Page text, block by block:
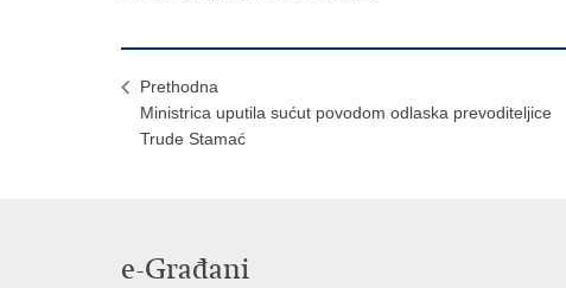
Prethodna
Ministrica uputila sućut povodom odlaska prevoditeljice
Trude Stamać
e-Građani